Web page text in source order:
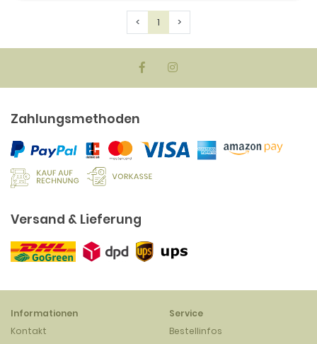
<Previous
1 >Next
Zahlungsmethoden
Versand & Lieferung
Informationen
Kontakt
Service
Bestellinfos